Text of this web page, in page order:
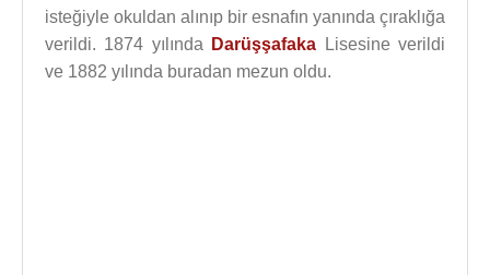
isteğiyle okuldan alınıp bir esnafın yanında çıraklığa
verildi. 1874 yılında
Darüşşafaka Lisesine verildi
ve 1882 yılında buradan mezun oldu.